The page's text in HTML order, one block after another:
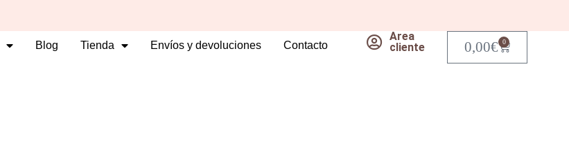
Blog Tienda Envíos y devoluciones Contacto
Area
cliente
0,00€ 0
Carrito